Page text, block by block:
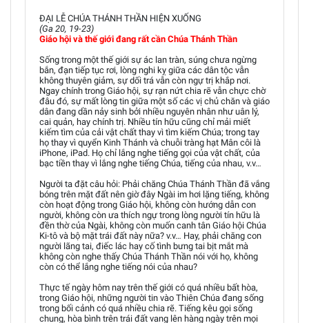
ĐẠI LỄ CHÚA THÁNH THẦN HIỆN XUỐNG
(Ga 20, 19-23)
Giáo hội và thế giới đang rất cần Chúa Thánh Thần
Sống trong một thế giới sự ác lan tràn, súng chưa ngừng
bắn, đạn tiếp tục rơi, lòng nghi kỵ giữa các dân tộc vẫn
không thuyên giảm, sự dối trá vẫn còn ngự trị khắp nơi.
Ngay chính trong Giáo hội, sự rạn nứt chia rẽ vẫn chực chờ
đâu đó, sự mất lòng tin giữa một số các vị chủ chăn và giáo
dân đang dần nảy sinh bởi nhiều nguyên nhân như uân lý,
cai quản, hay chính trị. Nhiều tín hữu cũng chỉ mải miết
kiếm tìm của cải vật chất thay vì tìm kiếm Chúa; trong tay
họ thay vì quyển Kinh Thánh và chuỗi tràng hạt Mân côi là
iPhone, iPad. Họ chỉ lắng nghe tiếng gọi của vật chất, của
bạc tiền thay vì lắng nghe tiếng Chúa, tiếng của nhau, v.v…
Người ta đặt câu hỏi: Phải chăng Chúa Thánh Thần đã vắng
bóng trên mặt đất nên giờ đây Ngài im hơi lặng tiếng, không
còn hoạt động trong Giáo hội, không còn hướng dẫn con
người, không còn ưa thích ngự trong lòng người tín hữu là
đền thờ của Ngài, không còn muốn canh tân Giáo hội Chúa
Ki-tô và bộ mặt trái đất này nữa? v.v… Hay, phải chăng con
người lãng tai, điếc lác hay cố tình bưng tai bịt mắt mà
không còn nghe thấy Chúa Thánh Thần nói với họ, không
còn có thể lắng nghe tiếng nói của nhau?
Thực tế ngày hôm nay trên thế giới có quá nhiều bất hòa,
trong Giáo hội, những người tin vào Thiên Chúa đang sống
trong bối cảnh có quá nhiều chia rẽ. Tiếng kêu gọi sống
chung, hòa bình trên trái đất vang lên hàng ngày trên mọi